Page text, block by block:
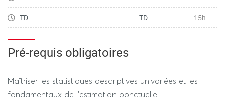
correction orthographique et syntaxique).
TD TD 15h
Pré-requis obligatoires
Maîtriser les statistiques descriptives univariées et les
fondamentaux de l’estimation ponctuelle